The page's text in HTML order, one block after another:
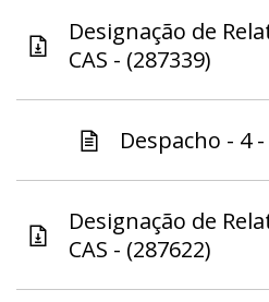
Designação de
CAS - (287339)
Despacho - 4 -
Designação de
CAS - (287622)